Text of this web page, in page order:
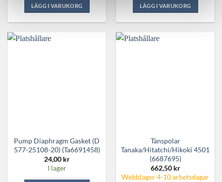
LÄGG I VARUKORG LÄGG I VARUKORG
Pump Diaphragm Gasket (d
577-25108-20) (Ta6691458)
24,00 kr
I lager
Tänspolar
Tanaka/Hitatchi/Hikoki 4501
(6687695)
662,50 kr
Webblager 4-10 arbetsdagar